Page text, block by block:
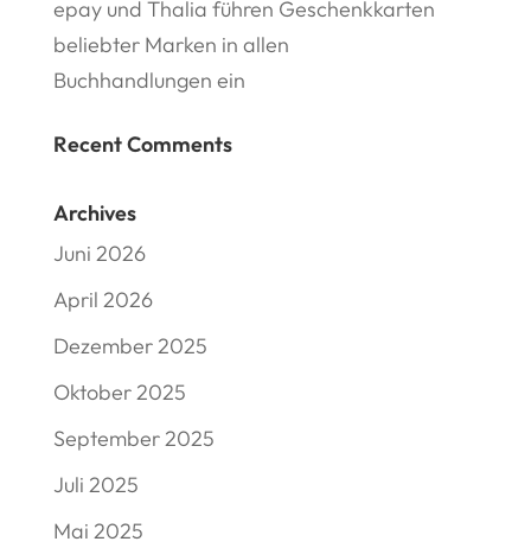
epay und Thalia führen Geschenkkarten
beliebter Marken in allen
Buchhandlungen ein
Recent Comments
Archives
Juni 2026
April 2026
Dezember 2025
Oktober 2025
September 2025
Juli 2025
Mai 2025